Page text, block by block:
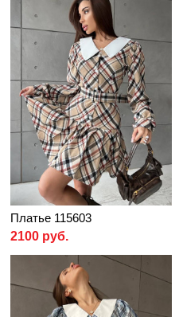
Платье 115603
2100 руб.